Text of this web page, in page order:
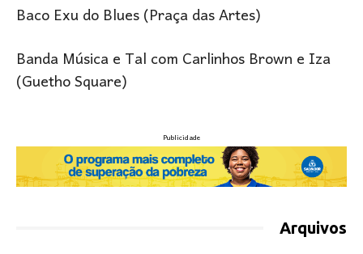
Baco Exu do Blues (Praça das Artes)
Banda Música e Tal com Carlinhos Brown e Iza
(Guetho Square)
Publicidade
Arquivos